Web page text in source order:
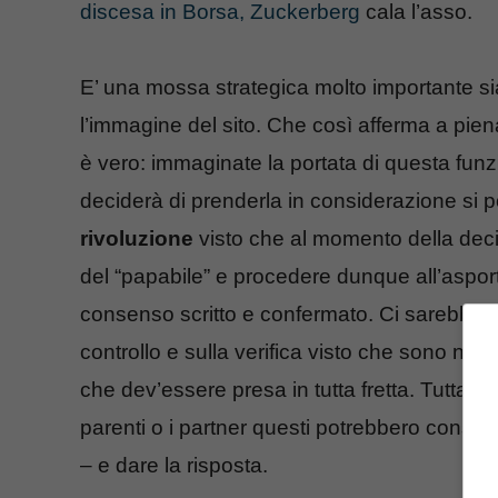
discesa in Borsa, Zuckerberg cala l’asso.
E’ una mossa strategica molto importante
l’immagine del sito. Che così afferma a
è vero: immaginate la portata di questa
deciderà di prenderla in considerazione si
rivoluzione visto che al momento della
del “papabile” e procedere dunque
consenso scritto e confermato. Ci
controllo e sulla verifica visto che sono
che dev’essere presa in tutta fretta.
parenti o i partner questi potrebbero
– e dare la risposta.